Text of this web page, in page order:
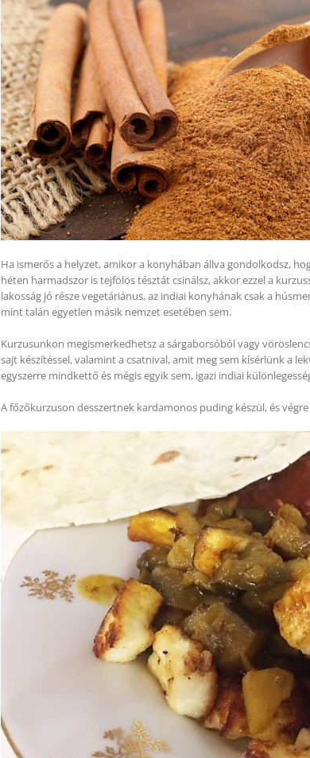
Ha ismerős a helyzet, amikor a konyhában állva gondolkodsz,
héten harmadszor is tejfölös tésztát csinálsz, akkor ezzel a
lakosság jó része vegetáriánus, az indiai konyhának csak a
mint talán egyetlen másik nemzet esetében sem.
Kurzusunkon megismerkedhetsz a sárgaborsóból vagy
sajt készítéssel, valamint a csatnival, amit meg sem kísérlünk a
egyszerre mindkettő és mégis egyik sem, igazi indiai
A főzőkurzuson desszertnek kardamonos puding készül, és